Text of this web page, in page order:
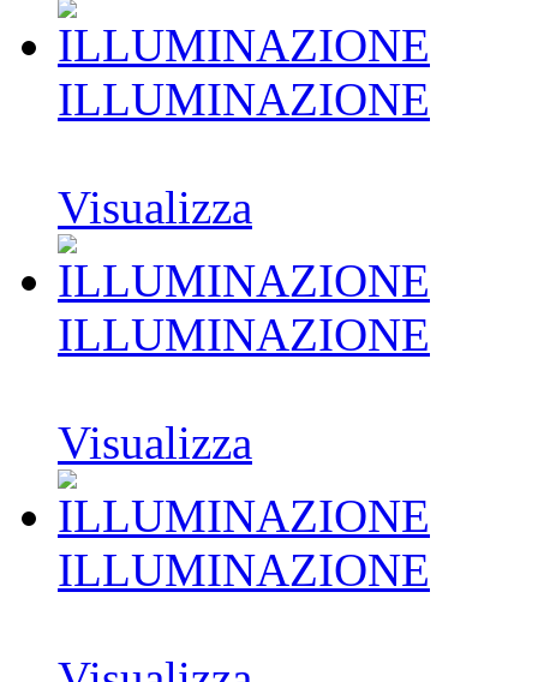
ILLUMINAZIONE
Visualizza
ILLUMINAZIONE
Visualizza
ILLUMINAZIONE